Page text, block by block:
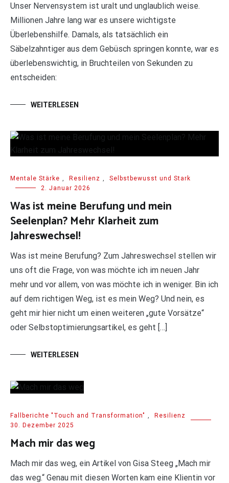
Unser Nervensystem ist uralt und unglaublich weise.
Millionen Jahre lang war es unsere wichtigste
Überlebenshilfe. Damals, als tatsächlich ein
Säbelzahntiger aus dem Gebüsch springen konnte, war es
überlebenswichtig, in Bruchteilen von Sekunden zu
entscheiden:
WEITERLESEN
Mentale Stärke Resilienz
Selbstbewusst und Stark
2. Januar 2026
Was ist meine Berufung und mein
Seelenplan? Mehr Klarheit zum
Jahreswechsel!
Was ist meine Berufung? Zum Jahreswechsel stellen wir
uns oft die Frage, von was möchte ich im neuen Jahr
mehr und vor allem, von was möchte ich in weniger. Bin ich
auf dem richtigen Weg, ist es mein Weg? Und nein, es
geht mir hier nicht um einen weiteren „gute Vorsätze“
oder Selbstoptimierungsartikel, es geht […]
WEITERLESEN
Fallberichte "Touch and Transformation"
Resilienz
30. Dezember 2025
Mach mir das weg
Mach mir das weg, ein Artikel von Gisa Steeg „Mach mir
das weg.“ Genau mit diesen Worten kam eine Klientin vor